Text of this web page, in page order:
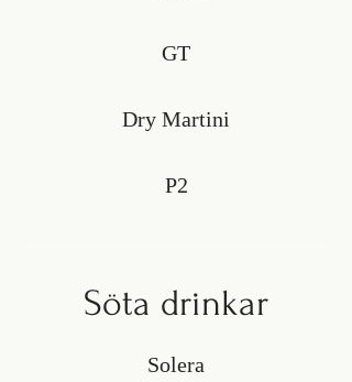
GT
Dry Martini
P2
Söta drinkar
Solera